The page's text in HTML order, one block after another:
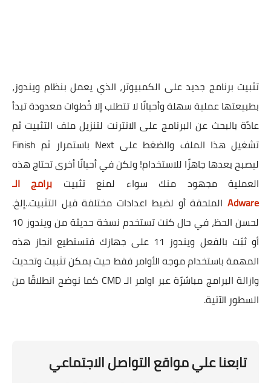
تثبيت برنامج جديد على الكمبيوتر، الذي يعمل بنظام ويندوز،
بطبيعتها عملية سهلة وأحيانًا لا تتطلب إلا خُطوات معدودة تبدأ
عادًة بالبحث عن البرنامج على الانترنت لتنزيل ملف التثبيت ثم
تشغيل هذا الملف والضغط على Next باستمرار ثم Finish
ليصبح بعدها جاهزًا للاستخدام! ولكن في أحيانًا أخرى تحتاج هذه
العملية مجهود منك سواء لمنع تثبيت برامج الـ
Adware الملحقة أو لضبط اعدادات مختلفة قبل التثبيت..إلخ.
لحسن الحظ، في حال كنت تستخدم نسخة حديثة من ويندوز 10
أو ثبّت بالفعل ويندوز 11 على جهازك فتستطيع انجاز هذه
المهمة باستخدام موجه الأوامر فقط حيث يمكن تثبيت وتحديث
وازالة البرامج مباشرًة عبر اوامر الـ CMD كما نوضح انطلاقًا من
السطور الآتية.
تابعنا علي مواقع التواصل الاجتماعي